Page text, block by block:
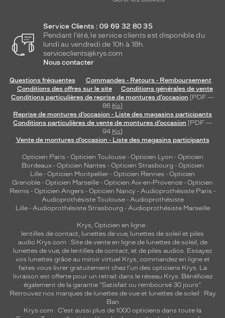
Service Clients : 09 69 32 80 35
Pendant l'été, le service clients est disponible du
lundi au vendredi de 10h à 18h.
serviceclients@krys.com
Nous contacter
Questions fréquentes
Commandes - Retours - Remboursement
Conditions des offres sur le site
Conditions générales de vente
Conditions particulières de reprise de montures d’occasion [PDF —
86 Ko]
Reprise de montures d’occasion - Liste des magasins participants
Conditions particulières de vente de montures d’occasion [PDF —
94 Ko]
Vente de montures d’occasion - Liste des magasins participants
Opticien Paris - Opticien Toulouse- Opticien Lyon - Opticien
Bordeaux- Opticien Nantes - Opticien Strasbourg - Opticien
Lille - Opticien Montpellier - Opticien Rennes - Opticien
Grenoble - Opticien Marseille - Opticien Aix-en-Provence - Opticien
Reims - Opticien Angers - Opticien Nancy - Audioprothésiste Paris -
Audioprothésiste Toulouse- Audioprothésiste
Lille- Audioprothésiste Strasbourg - Audioprothésiste Marseille
Krys, Opticien en ligne :
lentilles de contact, lunettes de vue, lunettes de soleil et piles
audio Krys.com : Site de vente en ligne de lunettes de soleil, de
lunettes de vue, de lentilles de contact, et de piles audios. Essayez
vos lunettes grâce au miroir virtuel Krys, commandez en ligne et
faites vous livrer gratuitement chez l'un des opticiens Krys. La
livraison est offerte pour un retrait dans le réseau Krys. Bénéficiez
également de la garantie "Satisfait ou remboursé 30 jours".
Retrouvez nos marques de lunettes de vue et lunettes de soleil : Ray
Ban
Krys.com : C’est aussi plus de 1000 opticiens dans toute la